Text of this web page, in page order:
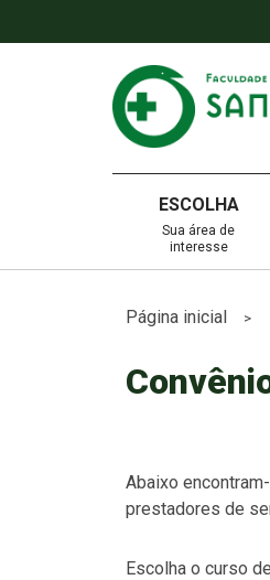
ESCOLHA
Sua área de
interesse
Página inicial >
Abaixo
prestadores de
Escolha o curso